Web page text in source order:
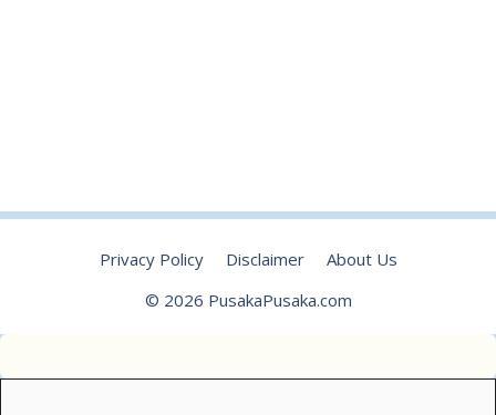
Privacy Policy Disclaimer
About Us
© 2026 PusakaPusaka.com